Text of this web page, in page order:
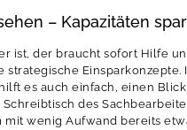
– Kapazitäten
ist, der braucht sofort Hilfe
strategische Einsparkonzepte.
es auch einfach, einen Blick
des
mit wenig Aufwand bereits